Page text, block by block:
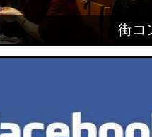
街コ